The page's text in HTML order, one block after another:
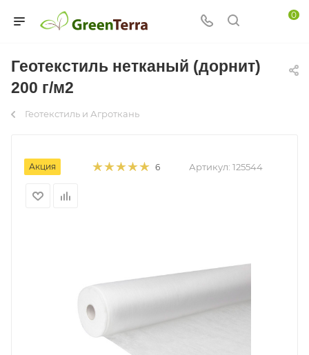
0
Геотекстиль нетканый (дорнит)
200 г/м2
Геотекстиль и Агроткань
Акция 6 Артикул: 125544